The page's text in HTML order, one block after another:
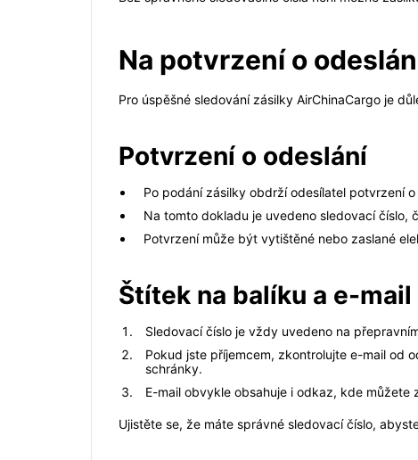
Na potvrzení o
Pro úspěšné sledování zásilky AirChinaCargo je
Potvrzení o odeslání
Po podání zásilky obdrží odesílatel potvrzení o
Na tomto dokladu je uvedeno sledovací číslo,
Potvrzení může být vytištěné nebo zaslané
Štítek na balíku a e-
Sledovací číslo je vždy uvedeno na
Pokud jste příjemcem, zkontrolujte e-mail od
schránky.
E-mail obvykle obsahuje i odkaz, kde můžete
Ujistěte se, že máte správné sledovací číslo,